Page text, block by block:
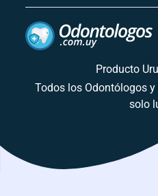
Producto
Todos los Odontólogos
solo